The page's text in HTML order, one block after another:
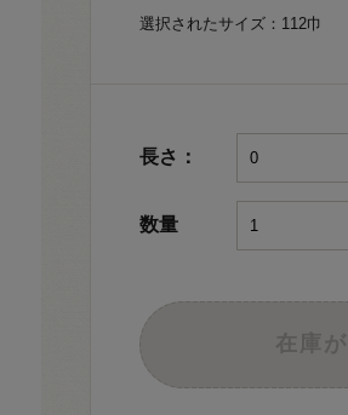
選択されたサイズ：112巾
長さ：
数量